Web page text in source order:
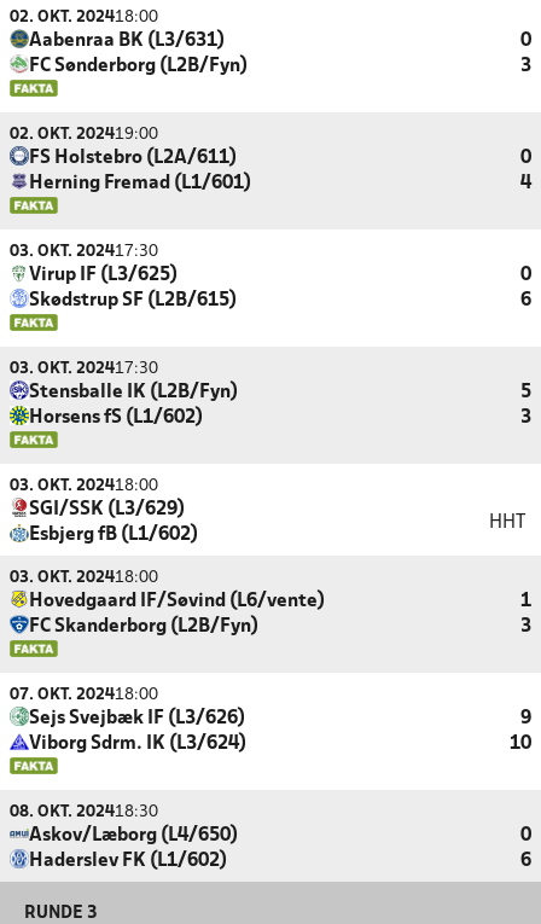
02. OKT. 202418:00
Aabenraa BK (L3/631)
0
FC Sønderborg (L2B/Fyn)
3
02. OKT. 202419:00
FS Holstebro (L2A/611)
0
Herning Fremad (L1/601)
4
03. OKT. 202417:30
Virup IF (L3/625)
0
Skødstrup SF (L2B/615)
6
03. OKT. 202417:30
Stensballe IK (L2B/Fyn)
5
Horsens fS (L1/602)
3
03. OKT. 202418:00
SGI/SSK (L3/629)
Esbjerg fB (L1/602)
HHT
03. OKT. 202418:00
Hovedgaard IF/Søvind (L6/vente)
1
FC Skanderborg (L2B/Fyn)
3
07. OKT. 202418:00
Sejs Svejbæk IF (L3/626)
9
Viborg Sdrm. IK (L3/624)
10
08. OKT. 202418:30
Askov/Læborg (L4/650)
0
Haderslev FK (L1/602)
6
RUNDE 3